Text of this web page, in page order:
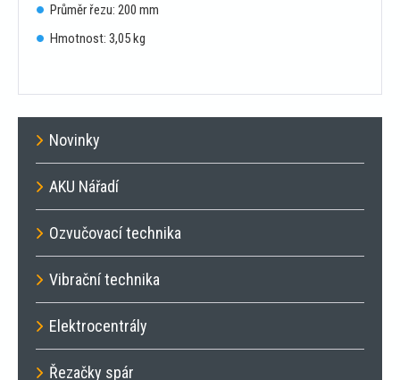
Průměr řezu: 200 mm
Hmotnost: 3,05 kg
Novinky
AKU Nářadí
Ozvučovací technika
Vibrační technika
Elektrocentrály
Řezačky spár